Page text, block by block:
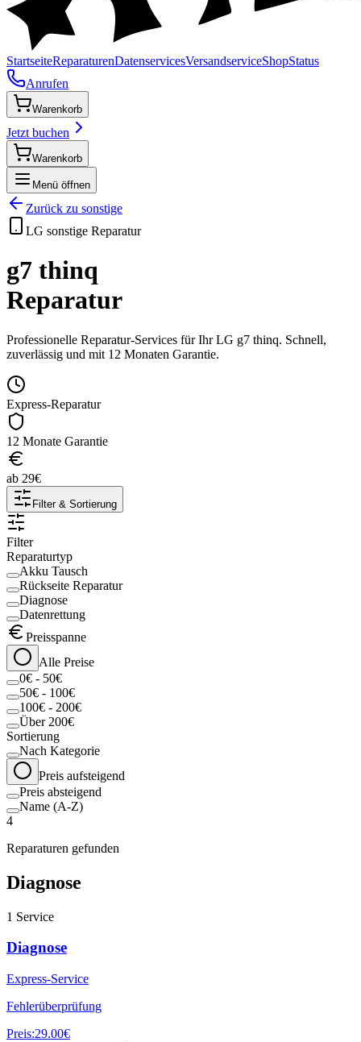
StartseiteReparaturenDatenservicesVersandserviceShopStatus
Anrufen
Warenkorb
Jetzt buchen
Warenkorb
Menü öffnen
Zurück zu sonstige
LG sonstige Reparatur
g7 thinq
Reparatur
Professionelle Reparatur-Services für IhrLG g7 thinq. Schnell,
zuverlässig und mit 12 Monaten Garantie.
Express-Reparatur
12 Monate Garantie
ab 29€
Filter & Sortierung
Filter
Reparaturtyp
Akku Tausch
Rückseite Reparatur
Diagnose
Datenrettung
Preisspanne
Alle Preise
0€ - 50€
50€ - 100€
100€ - 200€
Über 200€
Sortierung
Nach Kategorie
Preis aufsteigend
Preis absteigend
Name (A-Z)
4
Reparaturen gefunden
Diagnose
1 Service
Diagnose
Express-Service
Fehlerüberprüfung
Preis:29.00€